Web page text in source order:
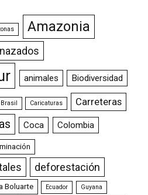
Amazonia
animales Biodiversidad
Brasil Caricaturas Carreteras
Coca Colombia
deforestación
Boluarte Ecuador Guyana